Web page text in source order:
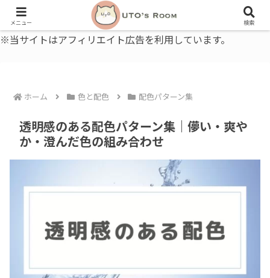
うとの部屋｜毎日に、ちょっと役立つ色と暮らし、健康のこと。
※当サイトはアフィリエイト広告を利用しています。
ホーム 色と配色 配色パターン集
透明感のある配色パターン集｜儚い・爽や
か・澄んだ色の組み合わせ
メニュー 検索